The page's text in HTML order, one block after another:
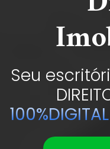
Seu
100%DIGITAL